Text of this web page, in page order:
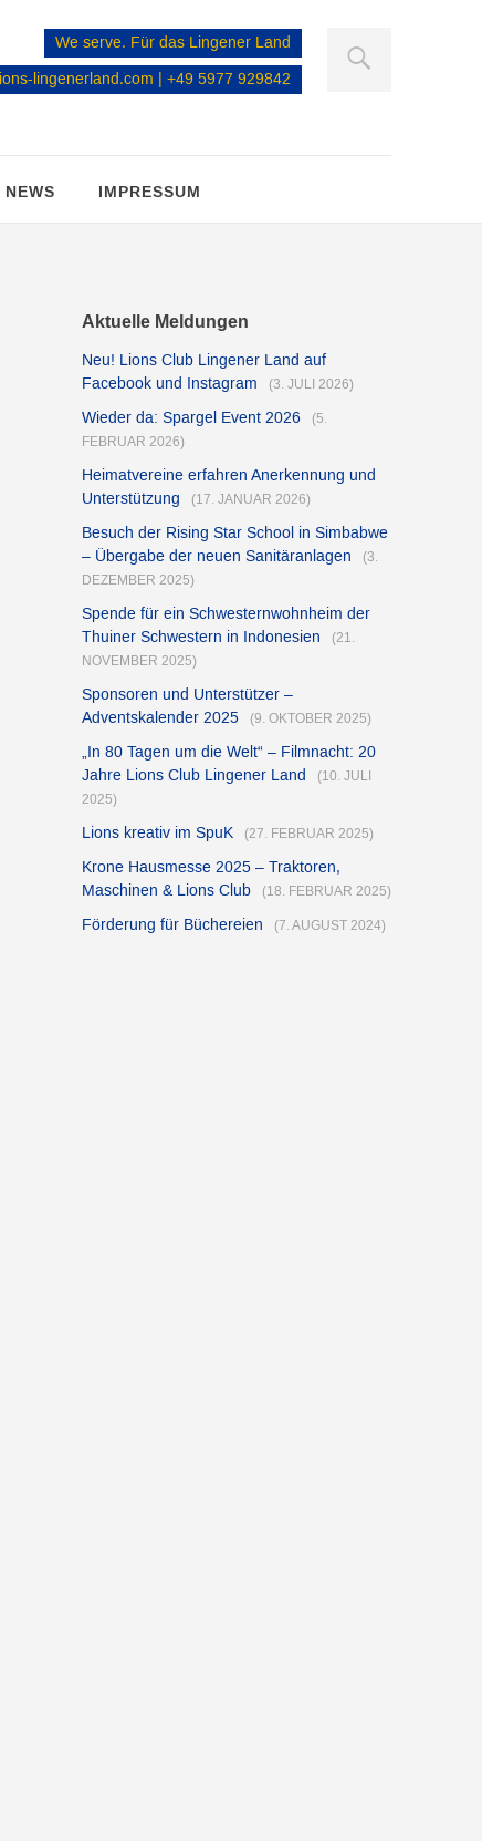
We serve. Für das Lingener Land
lingenerland.com | +49 5977 929842
NEWS IMPRESSUM
Aktuelle Meldungen
Neu! Lions Club Lingener Land auf
Facebook und Instagram
(3. JULI 2026)
Wieder da: Spargel Event 2026
(5.
FEBRUAR 2026)
Heimatvereine erfahren Anerkennung und
Unterstützung
(17. JANUAR 2026)
Besuch der Rising Star School in Simbabwe
– Übergabe der neuen Sanitäranlagen
(3.
DEZEMBER 2025)
Spende für ein Schwesternwohnheim der
Thuiner Schwestern in Indonesien
(21.
NOVEMBER 2025)
Sponsoren und Unterstützer –
Adventskalender 2025
(9. OKTOBER 2025)
„In 80 Tagen um die Welt“ – Filmnacht: 20
Jahre Lions Club Lingener Land
(10. JULI
2025)
Lions kreativ im SpuK (27. FEBRUAR 2025)
Krone Hausmesse 2025 – Traktoren,
Maschinen & Lions Club
(18. FEBRUAR 2025)
Förderung für Büchereien (7. AUGUST 2024)